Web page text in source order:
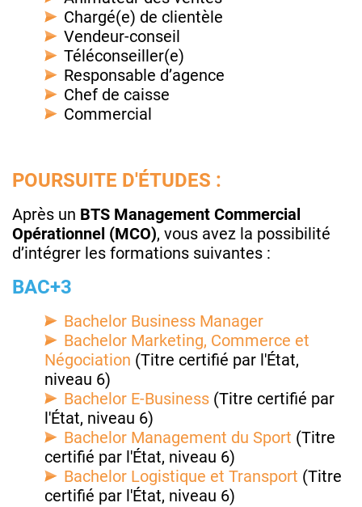
Chargé(e) de clientèle
Vendeur-conseil
Téléconseiller(e)
Responsable d’agence
Chef de caisse
Commercial
POURSUITE D'ÉTUDES :
Après un BTS Management Commercial
Opérationnel (MCO), vous avez la possibilité
d’intégrer les formations suivantes :
BAC+3
Bachelor Business Manager
Bachelor Marketing, Commerce et
Négociation (Titre certifié par l'État,
niveau 6)
Bachelor E-Business (Titre certifié par
l'État, niveau 6)
Bachelor Management du Sport (Titre
certifié par l'État, niveau 6)
Bachelor Logistique et Transport (Titre
certifié par l'État, niveau 6)